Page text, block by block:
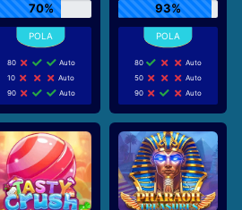
70%
80
Auto
10
Auto
90
Auto
93%
80
Auto
50
Auto
90
Auto